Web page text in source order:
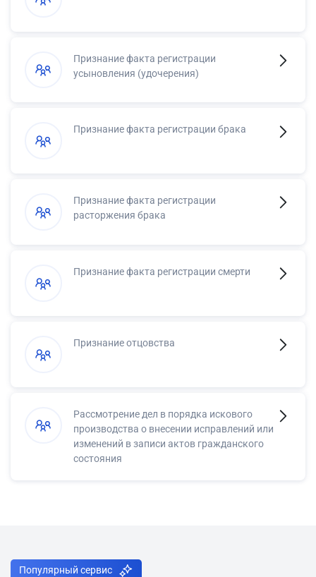
Признание факта регистрации
усыновления (удочерения)
Признание факта регистрации брака
Признание факта регистрации
расторжения брака
Признание факта регистрации смерти
Признание отцовства
Рассмотрение дел в порядка искового
производства о внесении исправлений или
изменений в записи актов гражданского
состояния
Популярный сервис